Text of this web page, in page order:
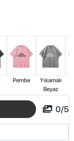
Pembe
Yıkamalı
Beyaz
0/5